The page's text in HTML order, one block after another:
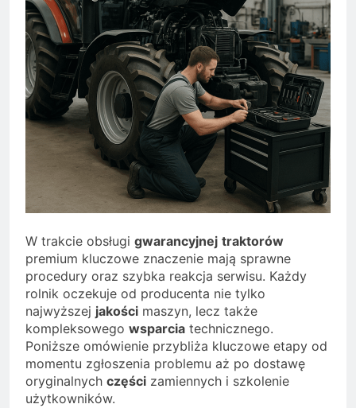
W trakcie obsługi gwarancyjnej traktorów
premium kluczowe znaczenie mają sprawne
procedury oraz szybka reakcja serwisu. Każdy
rolnik oczekuje od producenta nie tylko
najwyższej jakości maszyn, lecz także
kompleksowego wsparcia technicznego.
Poniższe omówienie przybliża kluczowe etapy od
momentu zgłoszenia problemu aż po dostawę
oryginalnych części zamiennych i szkolenie
użytkowników.